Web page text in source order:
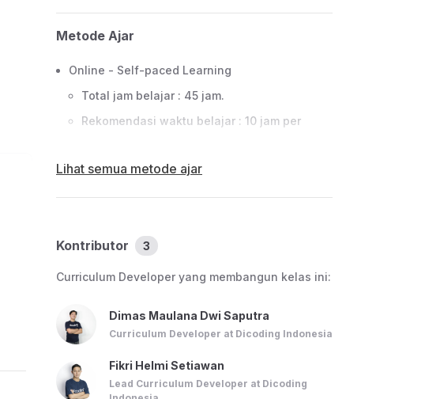
Metode Ajar
Online - Self-paced Learning
Total jam belajar : 45 jam.
Rekomendasi waktu belajar : 10 jam per
Anda tentukan sendiri berapa lama waktu
yang akan digunakan untuk belajar materi
kelas.
Fasilitas Pengajaran
disajikan dalam bentuk teks dan bacaan.
forum diskusi yang dapat Anda gunakan
Lihat semua metode ajar
Kontributor 3
Curriculum Developer yang membangun kelas ini:
Dimas Maulana Dwi Saputra
Curriculum Developer at Dicoding Indonesia
Fikri Helmi Setiawan
Lead Curriculum Developer at Dicoding